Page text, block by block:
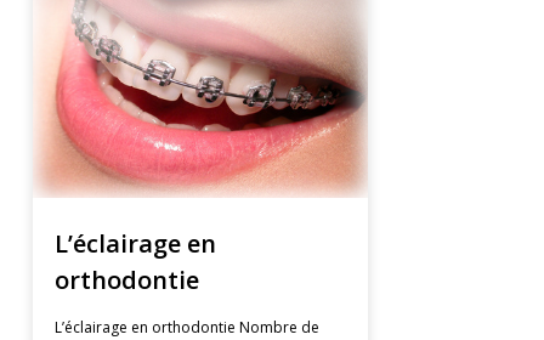
L’éclairage en
orthodontie
L’éclairage en orthodontie Nombre de